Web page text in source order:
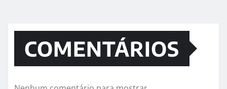
COMENTÁRIOS